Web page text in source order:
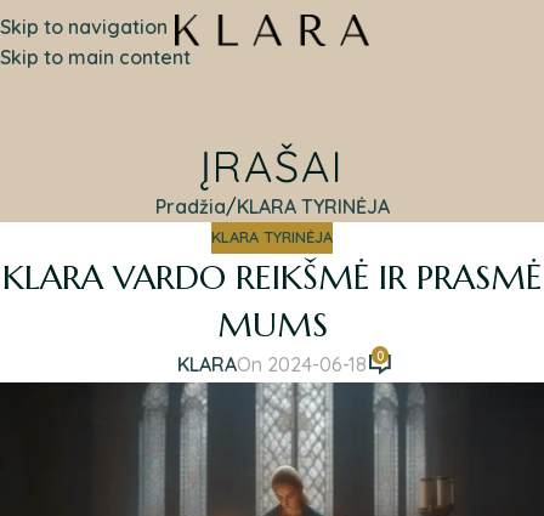
Skip to navigation
Skip to main content
ĮRAŠAI
Pradžia KLARA TYRINĖJA
KLARA TYRINĖJA
KLARA VARDO REIKŠMĖ IR PRASMĖ
MUMS
KLARAOn 2024-06-18 0